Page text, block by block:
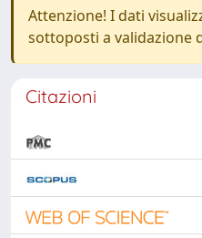
Attenzione! I dati
sottoposti a validazione
Citazioni